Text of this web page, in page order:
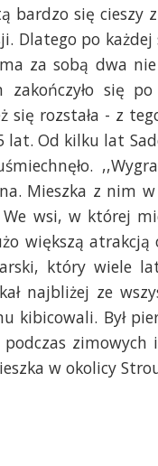
bardzo się cieszy
Dlatego po
za sobą dwa
zakończyło się
rozstała - z
lat. Od kilku lat
Mieszka z nim
wsi, w której
większą atrakcją
który wiele
najbliżej ze
kibicowali. Był
w okolicy